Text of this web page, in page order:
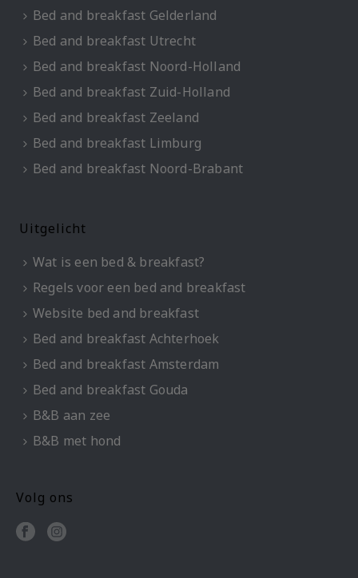
Bed and breakfast Gelderland
Bed and breakfast Utrecht
Bed and breakfast Noord-Holland
Bed and breakfast Zuid-Holland
Bed and breakfast Zeeland
Bed and breakfast Limburg
Bed and breakfast Noord-Brabant
Uitgelicht
Wat is een bed & breakfast?
Regels voor een bed and breakfast
Website bed and breakfast
Bed and breakfast Achterhoek
Bed and breakfast Amsterdam
Bed and breakfast Gouda
B&B aan zee
B&B met hond
Volg ons